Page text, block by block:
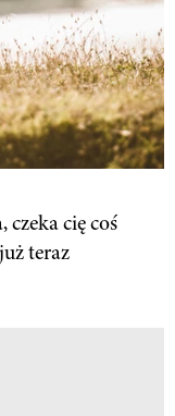
czeka cię coś
teraz